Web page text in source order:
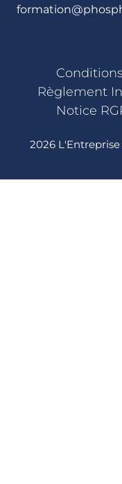
Règlement
Notice
2026 L'Entreprise